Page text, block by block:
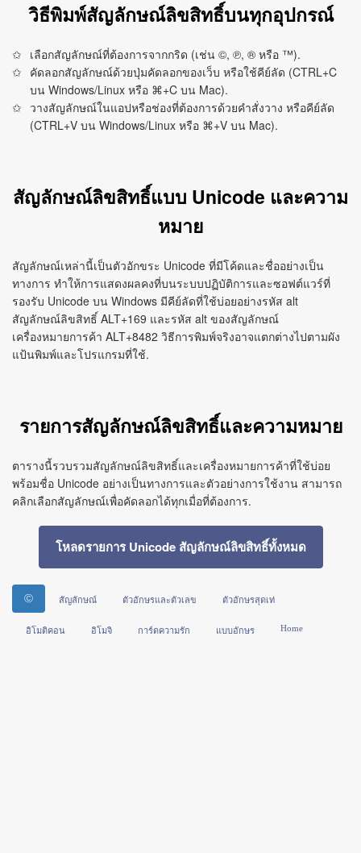
วิธีพิมพ์สัญลักษณ์ลิขสิทธิ์บนทุกอุปกรณ์
เลือกสัญลักษณ์ที่ต้องการจากกริด (เช่น ©, ℗, ® หรือ ™).
คัดลอกสัญลักษณ์ด้วยปุ่มคัดลอกของเว็บ หรือใช้คีย์ลัด (CTRL+C
บน Windows/Linux หรือ ⌘+C บน Mac).
วางสัญลักษณ์ในแอปหรือช่องที่ต้องการด้วยคำสั่งวาง หรือคีย์ลัด
(CTRL+V บน Windows/Linux หรือ ⌘+V บน Mac).
สัญลักษณ์ลิขสิทธิ์แบบ Unicode และความ
หมาย
สัญลักษณ์เหล่านี้เป็นตัวอักขระ Unicode ที่มีโค้ดและชื่ออย่างเป็น
ทางการ ทำให้การแสดงผลคงที่บนระบบปฏิบัติการและซอฟต์แวร์ที่
รองรับ Unicode บน Windows มีคีย์ลัดที่ใช้บ่อยอย่างรหัส alt
สัญลักษณ์ลิขสิทธิ์ ALT+169 และรหัส alt ของสัญลักษณ์
เครื่องหมายการค้า ALT+8482 วิธีการพิมพ์จริงอาจแตกต่างไปตามผัง
แป้นพิมพ์และโปรแกรมที่ใช้.
รายการสัญลักษณ์ลิขสิทธิ์และความหมาย
ตารางนี้รวบรวมสัญลักษณ์ลิขสิทธิ์และเครื่องหมายการค้าที่ใช้บ่อย
พร้อมชื่อ Unicode อย่างเป็นทางการและตัวอย่างการใช้งาน สามารถ
คลิกเลือกสัญลักษณ์เพื่อคัดลอกได้ทุกเมื่อที่ต้องการ.
โหลดรายการ Unicode สัญลักษณ์ลิขสิทธิ์ทั้งหมด
Ⓒ สัญลักษณ์ ตัวอักษรและตัวเลข ตัวอักษรสุดเท่
อิโมติคอน อิโมจิ การ์ดความรัก แบบอักษร Home